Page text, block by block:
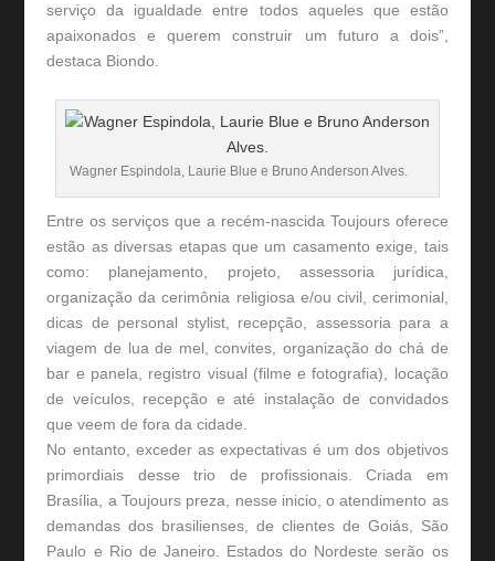
serviço da igualdade entre todos aqueles que estão
apaixonados e querem construir um futuro a dois”,
destaca Biondo.
Wagner Espindola, Laurie Blue e Bruno Anderson Alves.
Entre os serviços que a recém-nascida Toujours oferece
estão as diversas etapas que um casamento exige, tais
como: planejamento, projeto, assessoria jurídica,
organização da cerimônia religiosa e/ou civil, cerimonial,
dicas de personal stylist, recepção, assessoria para a
viagem de lua de mel, convites, organização do chá de
bar e panela, registro visual (filme e fotografia), locação
de veículos, recepção e até instalação de convidados
que veem de fora da cidade.
No entanto, exceder as expectativas é um dos objetivos
primordiais desse trio de profissionais. Criada em
Brasília, a Toujours preza, nesse inicio, o atendimento as
demandas dos brasilienses, de clientes de Goiás, São
Paulo e Rio de Janeiro. Estados do Nordeste serão os